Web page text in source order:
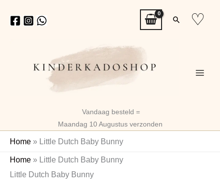
naar
Zoeken
♡
Vandaag besteld =
Maandag 10 Augustus verzonden
Home » Little Dutch Baby Bunny
Home » Little Dutch Baby Bunny
Little Dutch Baby Bunny
Gesorteerd
op